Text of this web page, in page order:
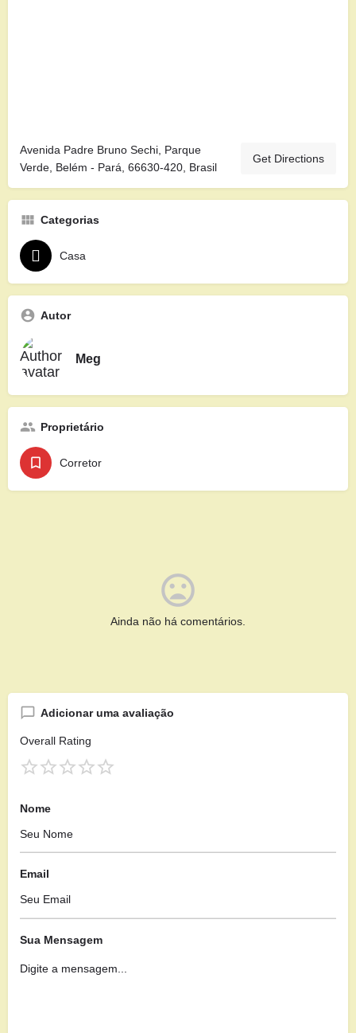
Avenida Padre Bruno Sechi, Parque
Verde, Belém - Pará, 66630-420, Brasil
Get Directions
Categorias
Casa
Autor
Meg
Proprietário
Corretor
Ainda não há comentários.
Adicionar uma avaliação
Overall Rating
Nome
Email
Sua Mensagem